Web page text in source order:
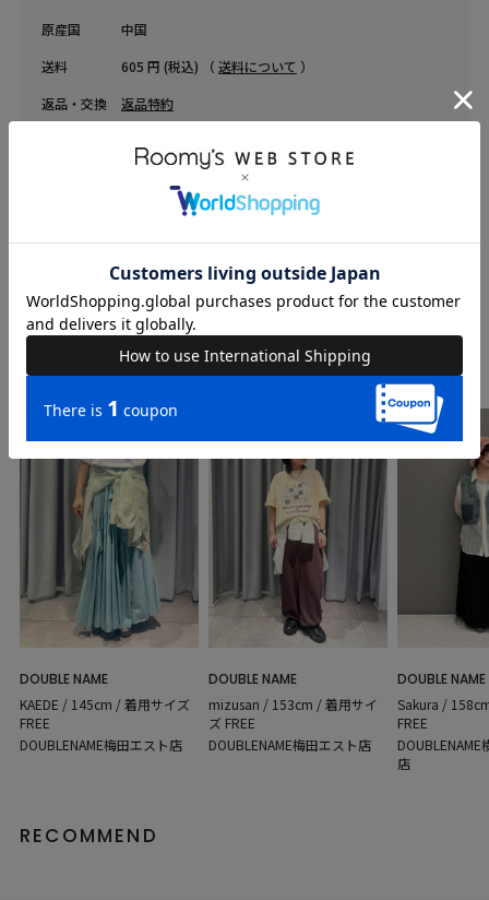
原産国
中国
送料
605 円 (税込) （ 送料について ）
返品・交換
返品特約
COORDINATE Instagram Post
DOUBLE NAME
KAEDE / 145cm / 着用サイズ
FREE
DOUBLENAME梅田エスト店
DOUBLE NAME
mizusan / 153cm / 着用サイ
ズ FREE
DOUBLENAME梅田エスト店
DOUBLE NAME
Sakura /
FREE
店
RECOMMEND